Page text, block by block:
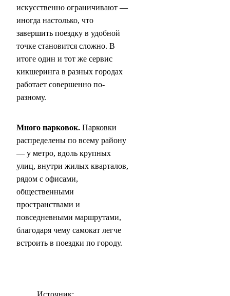
искусственно ограничивают —
иногда настолько, что
завершить поездку в удобной
точке становится сложно. В
итоге один и тот же сервис
кикшеринга в разных городах
работает совершенно по-
разному.
Много парковок. Парковки
распределены по всему району
— у метро, вдоль крупных
улиц, внутри жилых кварталов,
рядом с офисами,
общественными
пространствами и
повседневными маршрутами,
благодаря чему самокат легче
встроить в поездки по городу.